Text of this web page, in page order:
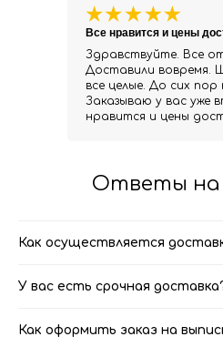
Здравствуйте. Все
Доставили вовремя.
все целые. До сих
Заказываю у вас уже
нравится и цены
Все нравится и цены
Ответы на
Как осуществляется
У вас есть срочная
Как оформить заказ на